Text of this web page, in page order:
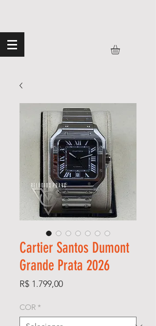
Cartier Santos Dumont
Grande Prata 2026
R$ 1.799,00Preço
COR *